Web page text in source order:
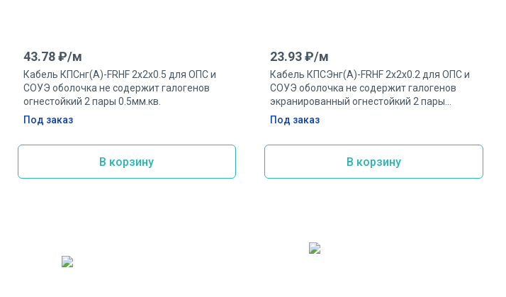
43.78 ₽/м
Кабель КПСнг(А)-FRHF 2х2х0.5 для ОПС и
СОУЭ оболочка не содержит галогенов
огнестойкий 2 пары 0.5мм.кв.
Под заказ
В корзину
23.93 ₽/м
Кабель КПСЭнг(А)-FRHF 2х2х0.2 для ОПС и
СОУЭ оболочка не содержит галогенов
экранированный огнестойкий 2 пары
0.2мм.кв.
Под заказ
В корзину